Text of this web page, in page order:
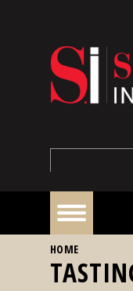
Home
YOU ARE HERE
HOME